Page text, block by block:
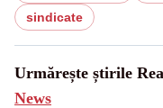
sindicate
Urmărește știrile
News